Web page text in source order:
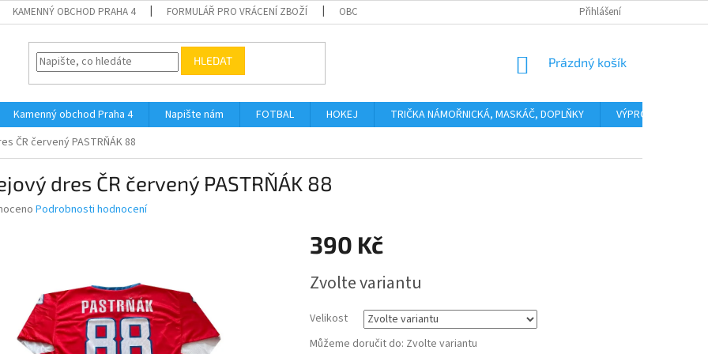
KAMENNÝ OBCHOD PRAHA 4 FORMULÁŘ PRO VRÁCENÍ ZBOŽÍ OBCHODNÍ PODMÍNKY Přihlášení
HLEDAT
NÁKUPNÍ
Prázdný košík
Kamenný obchod Praha 4 Napište nám FOTBAL HOKEJ TRIČKA NÁMOŘNICKÁ, MASKÁČ, DOPLŇKY VÝPRODEJ
ČR červený PASTRŇÁK 88
dres ČR červený PASTRŇÁK 88
Podrobnosti hodnocení
390 Kč
cena:
Zvolte variantu
Velikost
Můžeme doručit do: Zvolte variantu